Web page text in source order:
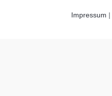
Impressum